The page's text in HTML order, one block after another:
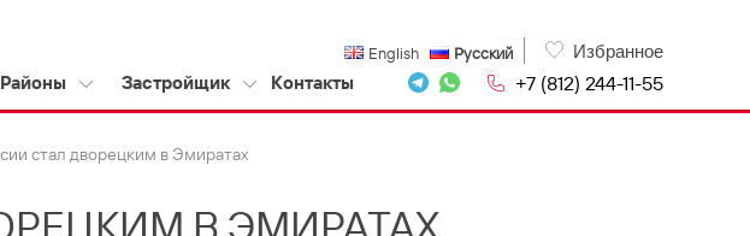
English Русский Избранное
Районы Застройщик Контакты +7 (812) 244-11-55
стал дворецким в Эмиратах